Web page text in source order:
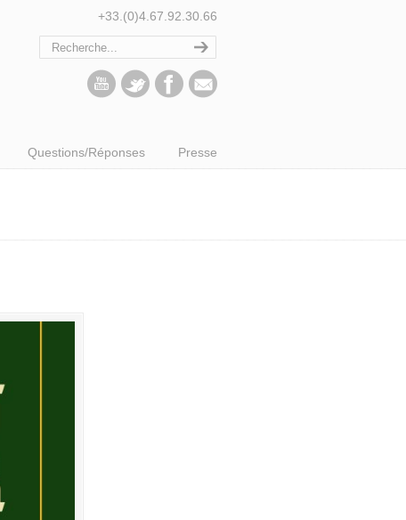
+33.(0)4.67.92.30.66
Questions/Réponses Presse